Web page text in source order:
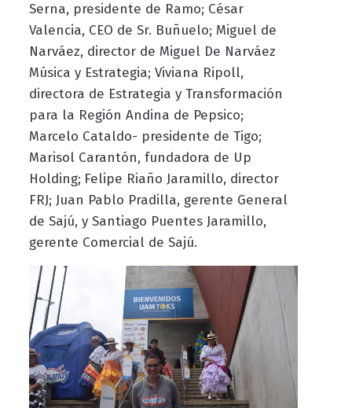
Serna, presidente de Ramo; César
Valencia, CEO de Sr. Buñuelo; Miguel de
Narváez, director de Miguel De Narváez
Música y Estrategia; Viviana Ripoll,
directora de Estrategia y Transformación
para la Región Andina de Pepsico;
Marcelo Cataldo- presidente de Tigo;
Marisol Carantón, fundadora de Up
Holding; Felipe Riaño Jaramillo, director
FRJ; Juan Pablo Pradilla, gerente General
de Sajú, y Santiago Puentes Jaramillo,
gerente Comercial de Sajú.